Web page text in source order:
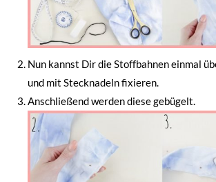
Nun kannst Dir die Stoffbahnen einmal
und mit Stecknadeln fixieren.
Anschließend werden diese gebügelt.